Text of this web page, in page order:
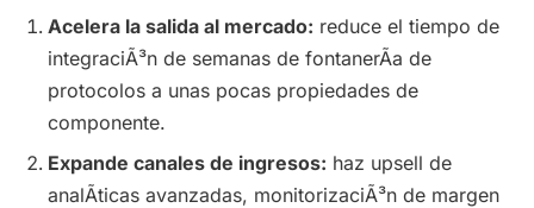
Acelera la salida al mercado: reduce el tiempo de
integraciÃ³n de semanas de fontanerÃ­a de
protocolos a unas pocas propiedades de
componente.
Expande canales de ingresos: haz upsell de
analÃ­ticas avanzadas, monitorizaciÃ³n de margen